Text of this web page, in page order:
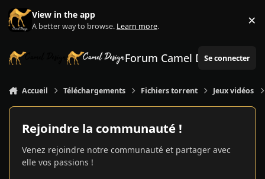
Aller au contenu
View in the app
A better way to browse. Learn more. ×
Forum Camel Design
Se connecter
Accueil Téléchargements Fichiers torrent Jeux vidéos
Rejoindre la communauté !
Venez rejoindre notre communauté et partager avec
elle vos passions !